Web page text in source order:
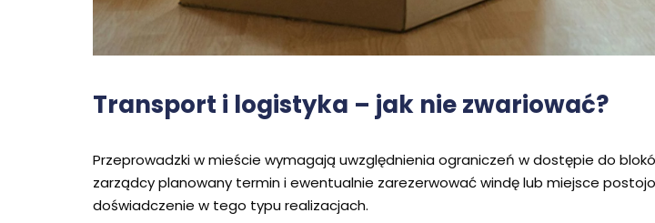
Transport i logistyka – jak nie zwariować?
Przeprowadzki w mieście wymagają uwzględnienia ograniczeń w dostępie do
zarządcy planowany termin i ewentualnie zarezerwować windę lub miejsce
doświadczenie w tego typu realizacjach.